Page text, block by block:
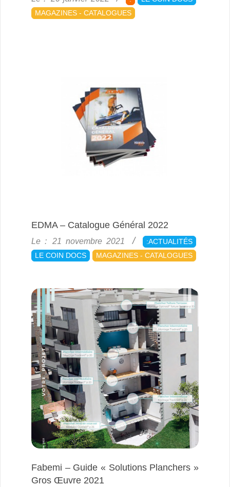
01-
20
MAGAZINES - CATALOGUES
EDMA – Catalogue Général 2022
2021-
11-
21
Le : 21 novembre 2021
:ACTUALITÉS
LE COIN DOCS
MAGAZINES - CATALOGUES
Fabemi – Guide « Solutions Planchers »
Gros Œuvre 2021